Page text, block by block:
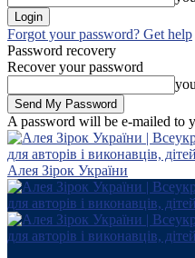
Forgot your password? Get help
Password recovery
Recover your password
A password will be e-mailed to
Алея Зірок України